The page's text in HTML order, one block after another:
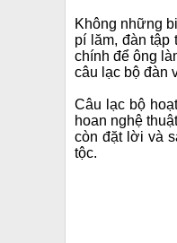
Không những
pí lăm, đàn
chính để ông
câu lạc bộ đàn
Câu lạc bộ
hoan nghệ
còn đặt lời và
tộc.